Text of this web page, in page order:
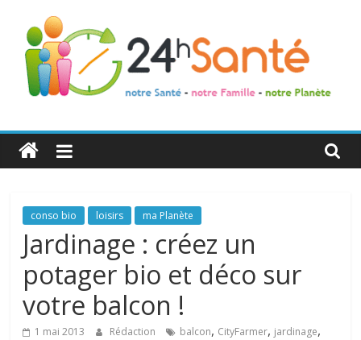
24h
Santé
La
santé
de
toute
famille
conso bio loisirs ma Planète
Jardinage : créez un
potager bio et déco sur
votre balcon !
1 mai 2013 Rédaction balcon, CityFarmer, jardinage,